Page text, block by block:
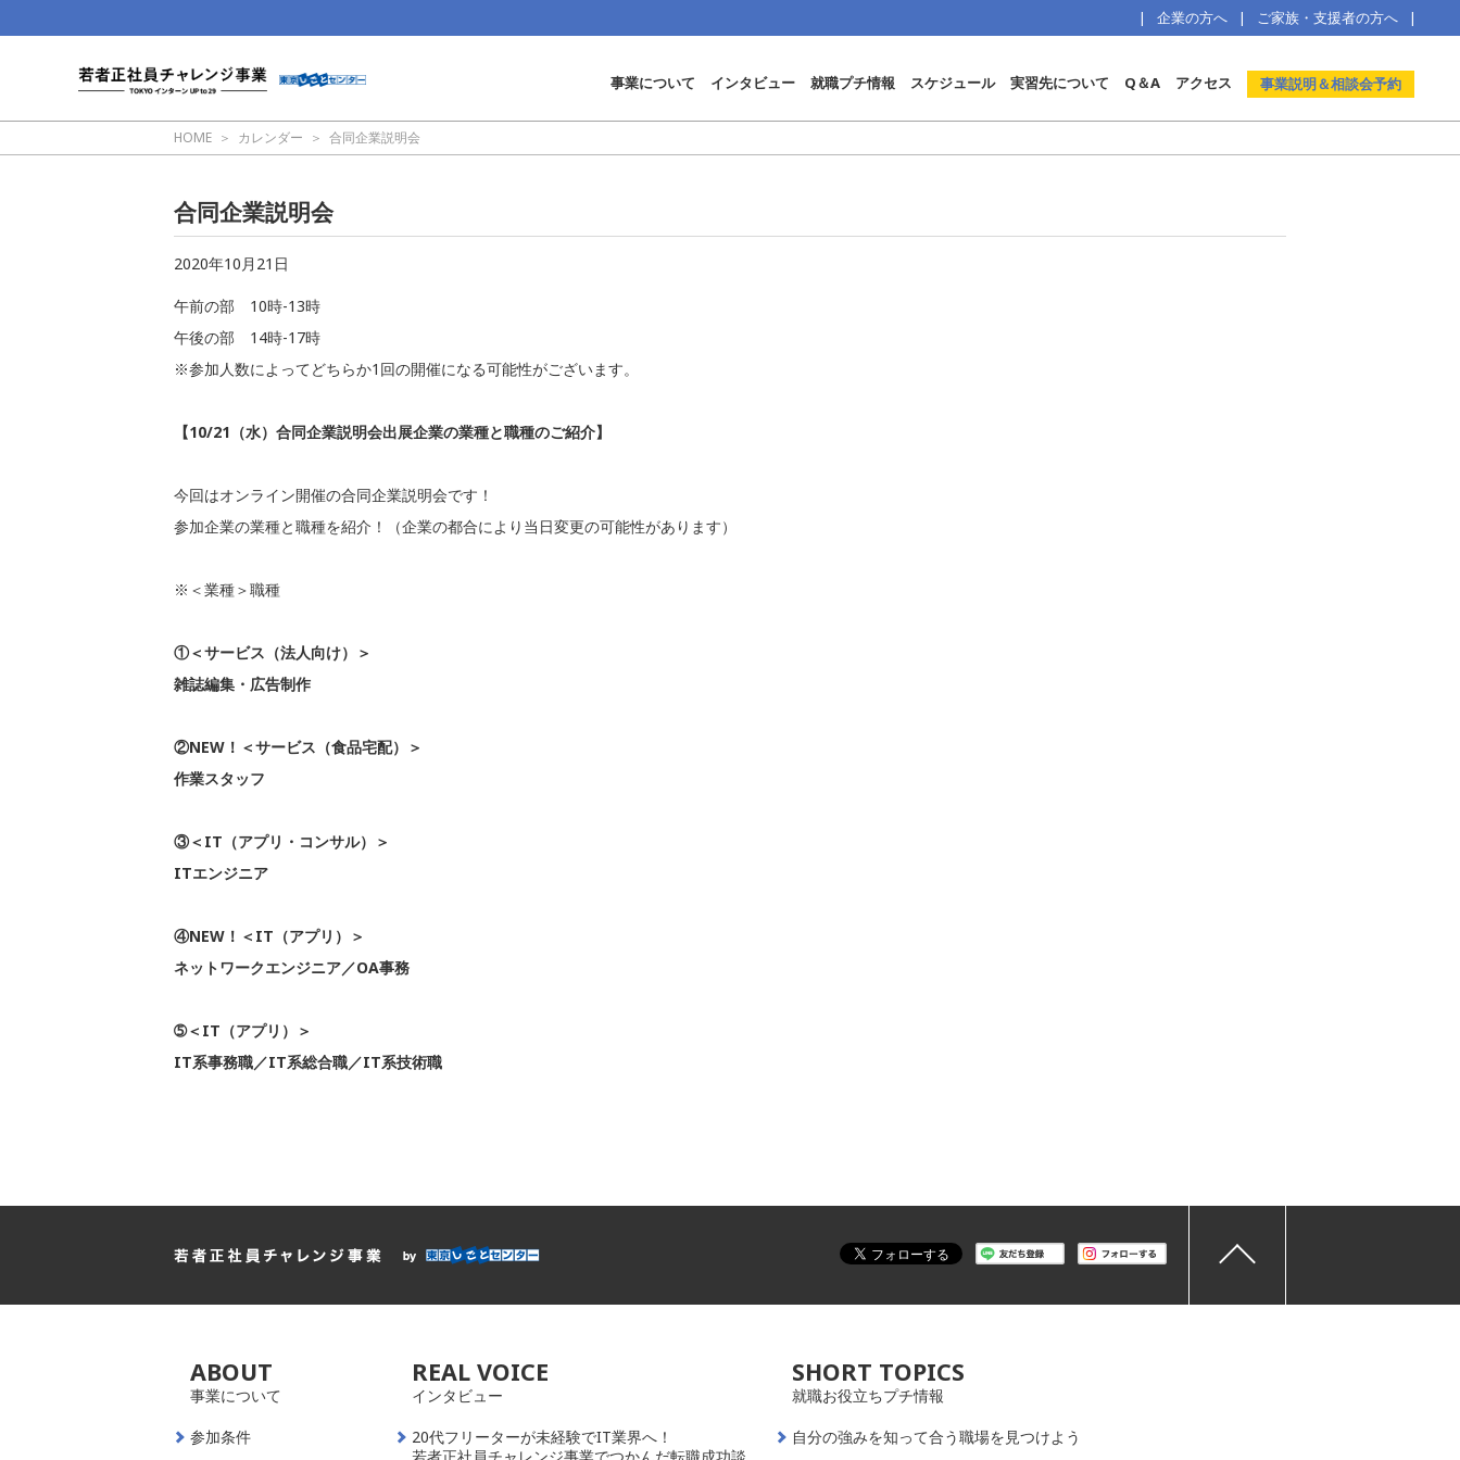
企業の方へ ご家族・支援者の方へ
事業について インタビュー 就職プチ情報 スケジュール 実習先について Q＆A アクセス 事業説明＆相談会予約
HOME カレンダー 合同企業説明会
合同企業説明会
2020年10月21日
午前の部 10時-13時
午後の部 14時-17時
※参加人数によってどちらか1回の開催になる可能性がございます。
【10/21（水）合同企業説明会出展企業の業種と職種のご紹介】
今回はオンライン開催の合同企業説明会です！
参加企業の業種と職種を紹介！（企業の都合により当日変更の可能性があります）
※＜業種＞職種
①＜サービス（法人向け）＞
雑誌編集・広告制作
②NEW！＜サービス（食品宅配）＞
作業スタッフ
③＜IT（アプリ・コンサル）＞
ITエンジニア
④NEW！＜IT（アプリ）＞
ネットワークエンジニア／OA事務
➄＜IT（アプリ）＞
IT系事務職／IT系総合職／IT系技術職
ABOUT
事業について
参加条件
REAL VOICE
インタビュー
20代フリーターが未経験でIT業界へ！
SHORT TOPICS
就職お役立ちプチ情報
自分の強みを知って合う職場を見つけよう